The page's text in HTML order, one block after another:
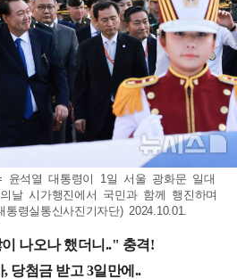
윤석열 대통령이 1일 서울 광화문 일대
날 시가행진에서 국민과 함께 행진하며
령실통신사진기자단) 2024.10.01.